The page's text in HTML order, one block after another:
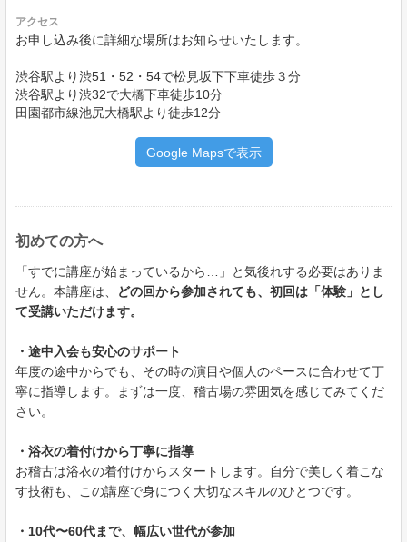
アクセス
お申し込み後に詳細な場所はお知らせいたします。
渋谷駅より渋51・52・54で松見坂下下車徒歩３分
渋谷駅より渋32で大橋下車徒歩10分
田園都市線池尻大橋駅より徒歩12分
Google Mapsで表示
初めての方へ
「すでに講座が始まっているから…」と気後れする必要はありま
せん。本講座は、
どの回から参加されても、初回は「体験」とし
て受講いただけます。
・途中入会も安心のサポート
年度の途中からでも、その時の演目や個人のペースに合わせて丁
寧に指導します。まずは一度、稽古場の雰囲気を感じてみてくだ
さい。
・浴衣の着付けから丁寧に指導
お稽古は浴衣の着付けからスタートします。自分で美しく着こな
す技術も、この講座で身につく大切なスキルのひとつです。
・10代〜60代まで、幅広い世代が参加